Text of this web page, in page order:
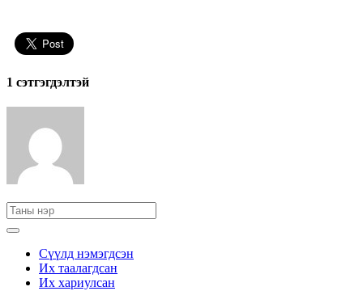
1 сэтгэгдэлтэй
Сүүлд нэмэгдсэн
Их таалагдсан
Их хариулсан